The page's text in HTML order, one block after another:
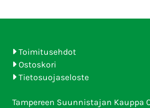
Toimitusehdot
Ostoskori
Tietosuojaseloste
Tampereen Suunnistajan Kauppa